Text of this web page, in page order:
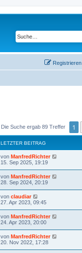
Registrieren
Die Suche ergab 89 Treffer 1
LETZTER BEITRAG
von ManfredRichter
15. Sep 2025, 19:19
von ManfredRichter
28. Sep 2024, 20:19
von claudiar
27. Apr 2023, 09:45
von ManfredRichter
24. Apr 2023, 20:00
von ManfredRichter
20. Nov 2022, 17:28